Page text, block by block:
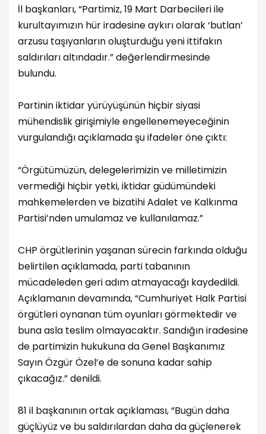
İl başkanları, “Partimiz, 19 Mart Darbecileri ile
kurultayımızın hür iradesine aykırı olarak ‘butlan’
arzusu taşıyanların oluşturduğu yeni ittifakın
saldırıları altındadır.” değerlendirmesinde
bulundu.
Partinin iktidar yürüyüşünün hiçbir siyasi
mühendislik girişimiyle engellenemeyeceğinin
vurgulandığı açıklamada şu ifadeler öne çıktı:
“Örgütümüzün, delegelerimizin ve milletimizin
vermediği hiçbir yetki, iktidar güdümündeki
mahkemelerden ve bizatihi Adalet ve Kalkınma
Partisi’nden umulamaz ve kullanılamaz.”
CHP örgütlerinin yaşanan sürecin farkında olduğu
belirtilen açıklamada, parti tabanının
mücadeleden geri adım atmayacağı kaydedildi.
Açıklamanın devamında, “Cumhuriyet Halk Partisi
örgütleri oynanan tüm oyunları görmektedir ve
buna asla teslim olmayacaktır. Sandığın iradesine
de partimizin hukukuna da Genel Başkanımız
Sayın Özgür Özel’e de sonuna kadar sahip
çıkacağız.” denildi.
81 il başkanının ortak açıklaması, “Bugün daha
güçlüyüz ve bu saldırılardan daha da güçlenerek